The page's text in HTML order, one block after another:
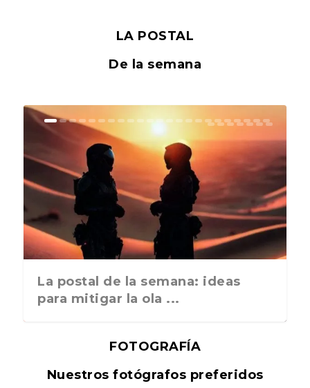
LA POSTAL
De la semana
La postal de la semana: ideas
para mitigar la ola ...
FOTOGRAFÍA
Nuestros fotógrafos preferidos